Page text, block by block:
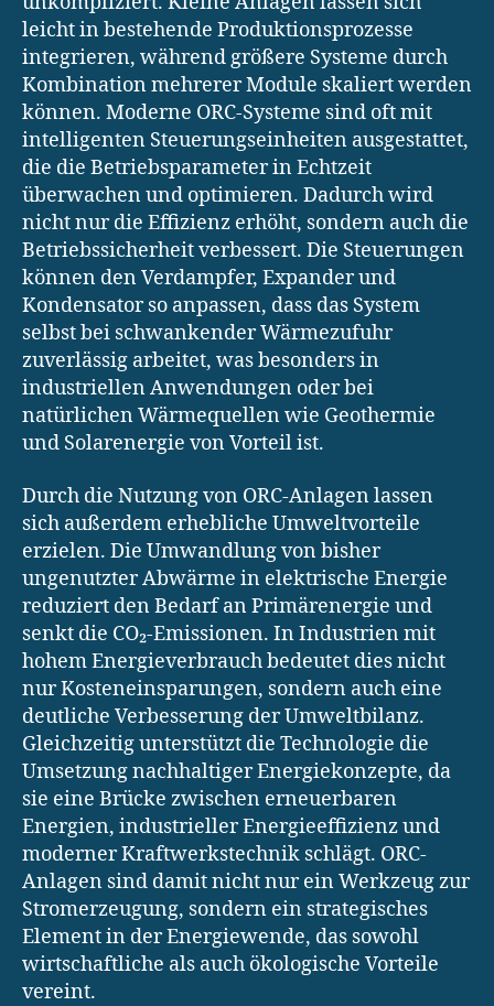
leicht in bestehende Produktionsprozesse
integrieren, während größere Systeme durch
Kombination mehrerer Module skaliert werden
können. Moderne ORC-Systeme sind oft mit
intelligenten Steuerungseinheiten ausgestattet,
die die Betriebsparameter in Echtzeit
überwachen und optimieren. Dadurch wird
nicht nur die Effizienz erhöht, sondern auch die
Betriebssicherheit verbessert. Die Steuerungen
können den Verdampfer, Expander und
Kondensator so anpassen, dass das System
selbst bei schwankender Wärmezufuhr
zuverlässig arbeitet, was besonders in
industriellen Anwendungen oder bei
natürlichen Wärmequellen wie Geothermie
und Solarenergie von Vorteil ist.
Durch die Nutzung von ORC-Anlagen lassen
sich außerdem erhebliche Umweltvorteile
erzielen. Die Umwandlung von bisher
ungenutzter Abwärme in elektrische Energie
reduziert den Bedarf an Primärenergie und
senkt die CO₂-Emissionen. In Industrien mit
hohem Energieverbrauch bedeutet dies nicht
nur Kosteneinsparungen, sondern auch eine
deutliche Verbesserung der Umweltbilanz.
Gleichzeitig unterstützt die Technologie die
Umsetzung nachhaltiger Energiekonzepte, da
sie eine Brücke zwischen erneuerbaren
Energien, industrieller Energieeffizienz und
moderner Kraftwerkstechnik schlägt. ORC-
Anlagen sind damit nicht nur ein Werkzeug zur
Stromerzeugung, sondern ein strategisches
Element in der Energiewende, das sowohl
wirtschaftliche als auch ökologische Vorteile
vereint.